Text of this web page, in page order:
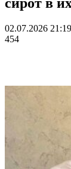
02.07.2026 21:19
454